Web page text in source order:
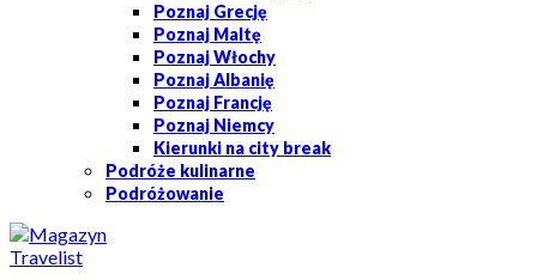
Poznaj Grecję
Poznaj Maltę
Poznaj Włochy
Poznaj Albanię
Poznaj Francję
Poznaj Niemcy
Kierunki na city break
Podróże kulinarne
Podróżowanie